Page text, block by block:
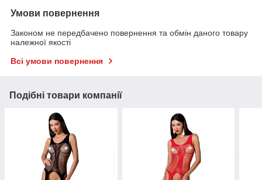
Умови повернення
Законом не передбачено повернення та обмін даного товару
належної якості
Всі умови повернення
Подібні товари компанії